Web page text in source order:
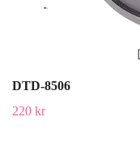
DTD-8506
220 kr